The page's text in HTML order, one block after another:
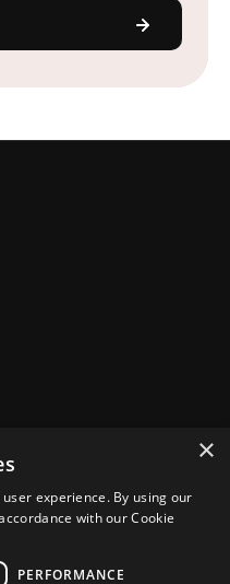
×
experience. By using our
with our Cookie
PERFORMANCE